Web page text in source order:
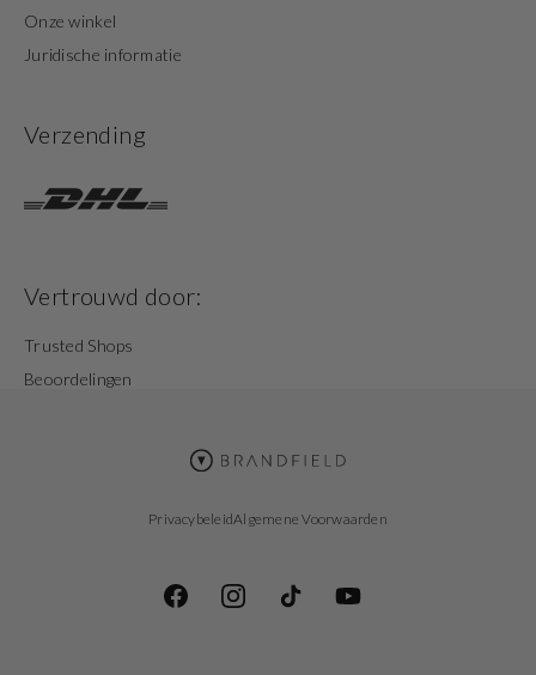
Onze winkel
Juridische informatie
Verzending
Vertrouwd door:
Trusted Shops
Beoordelingen
PrivacybeleidAlgemene Voorwaarden
FacebookInstagramTikTok YouTube